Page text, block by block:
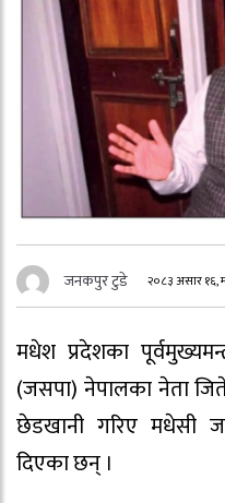
जनकपुर टुडे २०८३ असार
मधेश प्रदेशका
(जसपा) नेपालका नेता
छेडखानी गरिए मधेसी
दिएका छन् ।